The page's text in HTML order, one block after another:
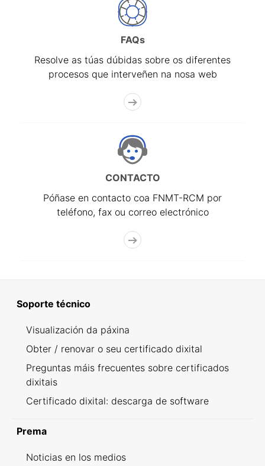
FAQs
Resolve as túas dúbidas sobre os diferentes
procesos que interveñen na nosa web
CONTACTO
Póñase en contacto coa FNMT-RCM por
teléfono, fax ou correo electrónico
Soporte técnico
Visualización da páxina
Obter / renovar o seu certificado dixital
Preguntas máis frecuentes sobre certificados
dixitais
Certificado dixital: descarga de software
Prema
Noticias en los medios